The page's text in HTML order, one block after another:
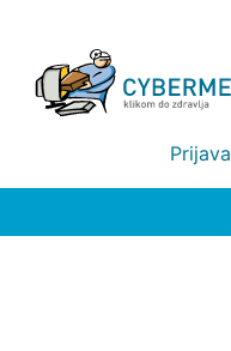
Prijava